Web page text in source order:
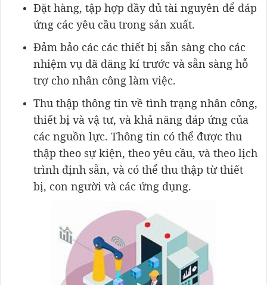
Đặt hàng, tập hợp đầy đủ tài nguyên để đáp
ứng các yêu cầu trong sản xuất.
Đảm bảo các các thiết bị sẵn sàng cho các
nhiệm vụ đã đăng kí trước và sẵn sàng hỗ
trợ cho nhân công làm việc.
Thu thập thông tin về tình trạng nhân công,
thiết bị và vậ tư, và khả năng đáp ứng của
các nguồn lực. Thông tin có thể được thu
thập theo sự kiện, theo yêu cầu, và theo lịch
trình định sẵn, và có thể thu thập từ thiết
bị, con người và các ứng dụng.